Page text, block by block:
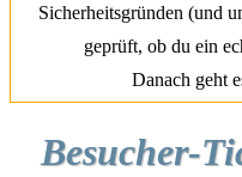
Sicherheitsgründen (und
geprüft, ob du ein
Danach geht
Besucher-